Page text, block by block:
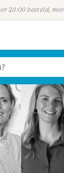
23:00 besteld,